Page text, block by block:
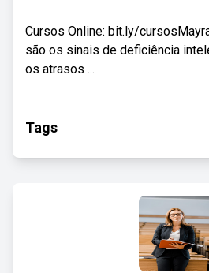
Cursos Online: bit.ly/
são os sinais de deficiência
os atrasos ...
Tags